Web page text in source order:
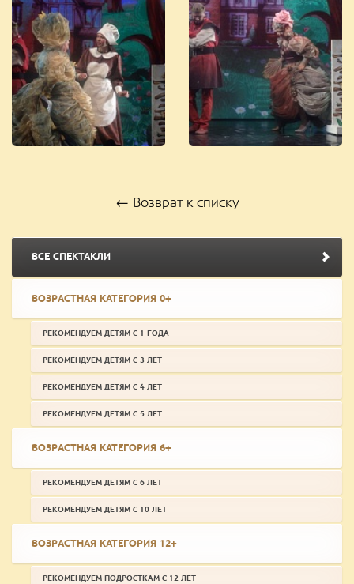
← Возврат к списку
ВСЕ СПЕКТАКЛИ
ВОЗРАСТНАЯ КАТЕГОРИЯ 0+
РЕКОМЕНДУЕМ ДЕТЯМ С 1 ГОДА
РЕКОМЕНДУЕМ ДЕТЯМ С 3 ЛЕТ
РЕКОМЕНДУЕМ ДЕТЯМ С 4 ЛЕТ
РЕКОМЕНДУЕМ ДЕТЯМ С 5 ЛЕТ
ВОЗРАСТНАЯ КАТЕГОРИЯ 6+
РЕКОМЕНДУЕМ ДЕТЯМ С 6 ЛЕТ
РЕКОМЕНДУЕМ ДЕТЯМ С 10 ЛЕТ
ВОЗРАСТНАЯ КАТЕГОРИЯ 12+
РЕКОМЕНДУЕМ ПОДРОСТКАМ С 12 ЛЕТ